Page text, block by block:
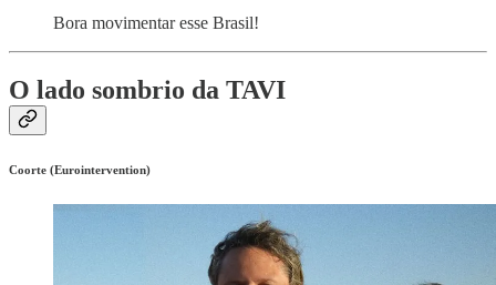
Bora movimentar esse Brasil!
O lado sombrio da TAVI
Coorte (Eurointervention)